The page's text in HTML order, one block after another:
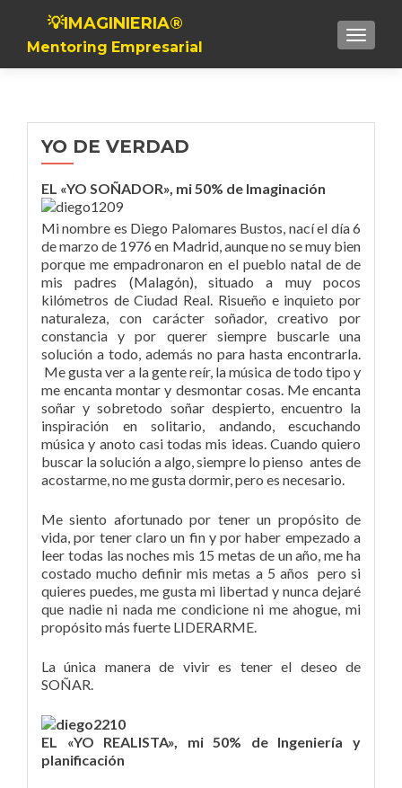
Toggle
💡IMAGINIERIA®
Mentoring Empresarial
YO DE VERDAD
EL «YO SOÑADOR», mi 50% de Imaginación
Mi nombre es Diego Palomares Bustos, nací el día 6
de marzo de 1976 en Madrid, aunque no se muy bien
porque me empadronaron en el pueblo natal de de
mis padres (Malagón), situado a muy pocos
kilómetros de Ciudad Real. Risueño e inquieto por
naturaleza, con carácter soñador, creativo por
constancia y por querer siempre buscarle una
solución a todo, además no para hasta encontrarla.
Me gusta ver a la gente reír, la música de todo tipo y
me encanta montar y desmontar cosas. Me encanta
soñar y sobretodo soñar despierto, encuentro la
inspiración en solitario, andando, escuchando
música y anoto casi todas mis ideas. Cuando quiero
buscar la solución a algo, siempre lo pienso antes de
acostarme, no me gusta dormir, pero es necesario.
Me siento afortunado por tener un propósito de
vida, por tener claro un fin y por haber empezado a
leer todas las noches mis 15 metas de un año, me ha
costado mucho definir mis metas a 5 años pero si
quieres puedes, me gusta mi libertad y nunca dejaré
que nadie ni nada me condicione ni me ahogue, mi
propósito más fuerte LIDERARME.
La única manera de vivir es tener el deseo de
SOÑAR.
EL «YO REALISTA», mi 50% de Ingeniería y
planificación